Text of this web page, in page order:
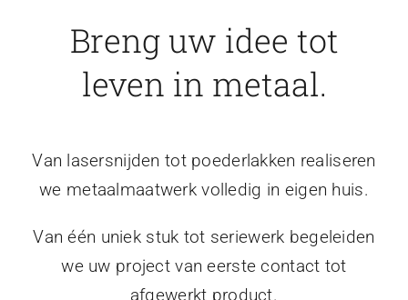
Breng uw idee tot
leven in metaal.
Van lasersnijden tot poederlakken realiseren
we metaalmaatwerk volledig in eigen huis.
Van één uniek stuk tot seriewerk begeleiden
we uw project van eerste contact tot
afgewerkt product.